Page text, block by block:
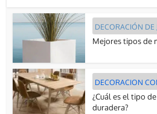
DECORACIÓN DE
Mejores tipos de
DECORACION
¿Cuál es el tipo
duradera?